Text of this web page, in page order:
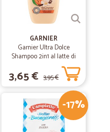
GARNIER
Garnier Ultra Dolce
Shampoo 2in1 al latte di
Vaniglia e polpa di Papaya
per capelli lunghi, 300 ml.
3,65 € 3,95 €
-17%